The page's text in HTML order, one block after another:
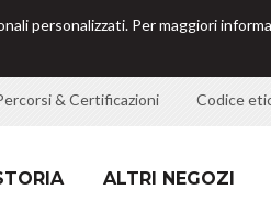
personalizzati. Per maggiori
& Certificazioni Codice
ALTRI NEGOZI